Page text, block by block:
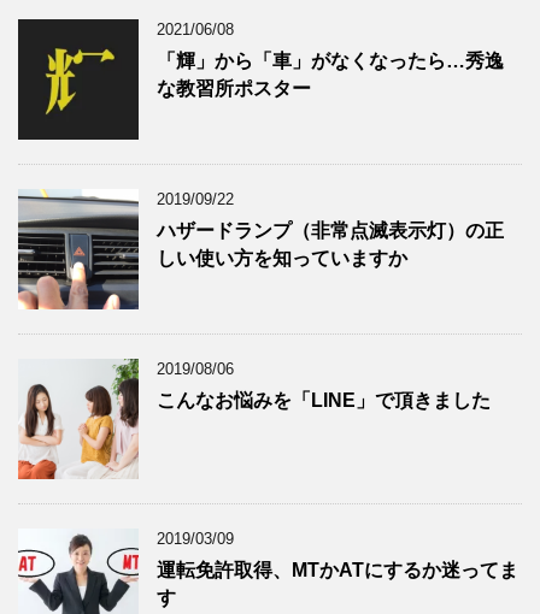
2021/06/08
「輝」から「車」がなくなったら…秀逸
な教習所ポスター
2019/09/22
ハザードランプ（非常点滅表示灯）の正
しい使い方を知っていますか
2019/08/06
こんなお悩みを「LINE」で頂きました
2019/03/09
運転免許取得、MTかATにするか迷ってま
す